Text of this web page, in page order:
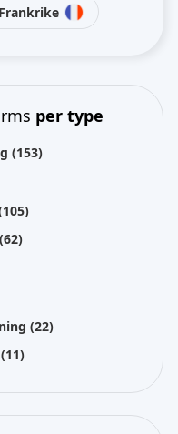
per type
(153)
(62)
(22)
(11)